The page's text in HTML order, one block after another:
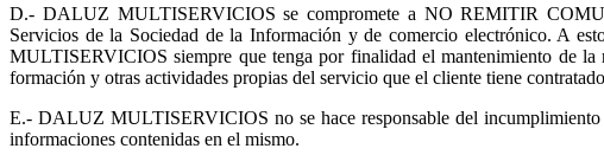
D.- DALUZ MULTISERVICIOS se compromete a NO REMITIR
Servicios de la Sociedad de la Información y de comercio electrónico. A
MULTISERVICIOS siempre que tenga por finalidad el mantenimiento de
formación y otras actividades propias del servicio que el cliente tiene
E.- DALUZ MULTISERVICIOS no se hace responsable del
informaciones contenidas en el mismo.